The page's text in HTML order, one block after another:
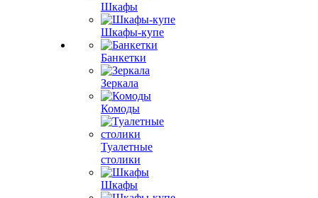
Шкафы
Шкафы-купе
Банкетки
Зеркала
Комоды
Туалетные
столики
Шкафы